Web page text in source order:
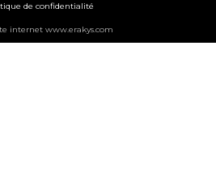
de confidentialité
internet www.erakys.com